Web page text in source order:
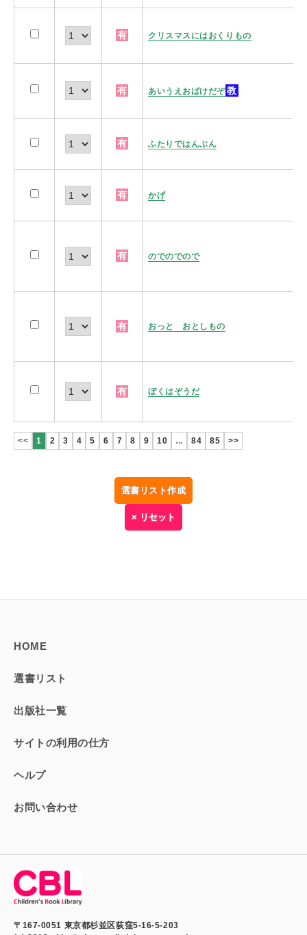
有 クリスマスにはおくりもの
有 あいうえおばけだぞ教
有 ふたりではんぶん
有 かげ
有 のでのでので
有 おっと おとしもの
有 ぼくはぞうだ
<< 1 2 3 4 5 6 7 8 9 10 ... 84 85 >>
選書リスト作成
× リセット
HOME
選書リスト
出版社一覧
サイトの利用の仕方
ヘルプ
お問い合わせ
〒167-0051 東京都杉並区荻窪5-16-5-203